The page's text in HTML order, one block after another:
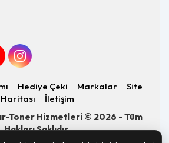
Hediye Çeki Markalar
Site
Haritası
İletişim
Toner Hizmetleri © 2026 - Tüm
Hakları Saklıdır.